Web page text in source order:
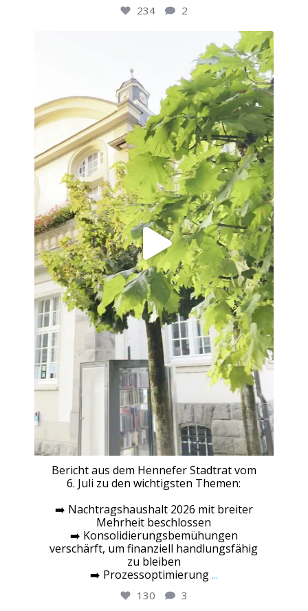
234 2
Bericht aus dem Hennefer Stadtrat vom
6. Juli zu den wichtigsten Themen:
➡️ Nachtragshaushalt 2026 mit breiter
Mehrheit beschlossen
➡️ Konsolidierungsbemühungen
verschärft, um finanziell handlungsfähig
zu bleiben
➡️ Prozessoptimierung ...
130 3